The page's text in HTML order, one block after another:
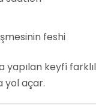
feshi
yapılan keyfî
yol açar.